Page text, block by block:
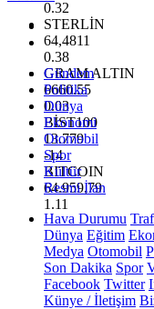
0.32
STERLİN
64,4811
0.38
GRAM ALTIN
6660.55
0.03
BİST100
13.779
-14
BITCOIN
64.959,79
1.11
Gündem
Politika
Dünya
Ekonomi
Otomobil
Spor
Kültür
Resmi İlan
Hava Durumu
Dünya Eğitim
Medya Otomobil
Son Dakika Spor
Facebook Twitter
Künye / İletişim